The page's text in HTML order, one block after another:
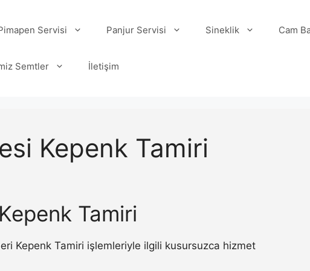
Servisi Panjur Servisi Sineklik Cam
Semtler İletişim
Kepenk Tamiri
Tamiri
Kepenk Tamiri işlemleriyle ilgili kusursuzca hizmet